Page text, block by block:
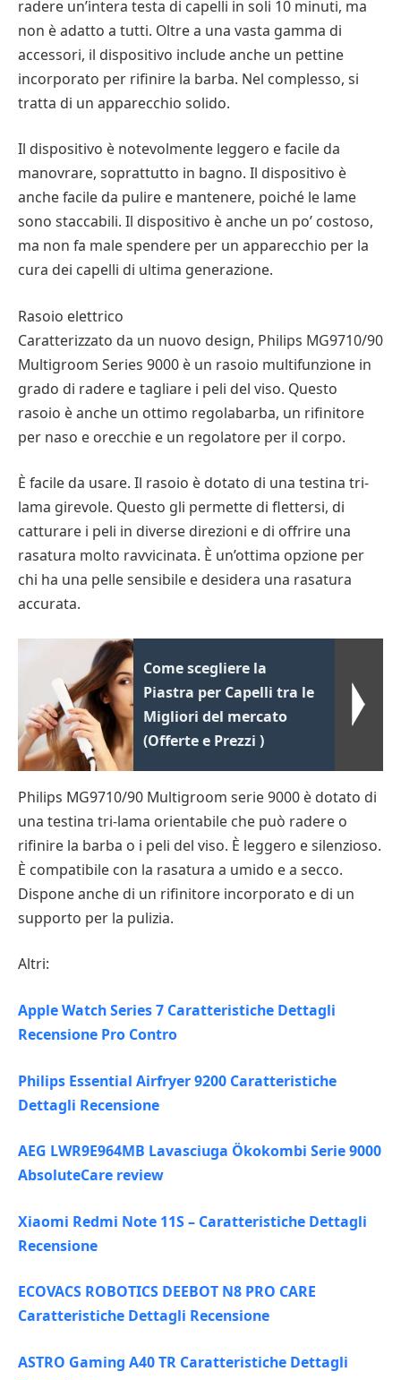
radere un’intera testa di capelli in soli 10 minuti, ma
non è adatto a tutti. Oltre a una vasta gamma di
accessori, il dispositivo include anche un pettine
incorporato per rifinire la barba. Nel complesso, si
tratta di un apparecchio solido.
Il dispositivo è notevolmente leggero e facile da
manovrare, soprattutto in bagno. Il dispositivo è
anche facile da pulire e mantenere, poiché le lame
sono staccabili. Il dispositivo è anche un po’ costoso,
ma non fa male spendere per un apparecchio per la
cura dei capelli di ultima generazione.
Rasoio elettrico
Caratterizzato da un nuovo design, Philips MG9710/90
Multigroom Series 9000 è un rasoio multifunzione in
grado di radere e tagliare i peli del viso. Questo
rasoio è anche un ottimo regolabarba, un rifinitore
per naso e orecchie e un regolatore per il corpo.
È facile da usare. Il rasoio è dotato di una testina tri-
lama girevole. Questo gli permette di flettersi, di
catturare i peli in diverse direzioni e di offrire una
rasatura molto ravvicinata. È un’ottima opzione per
chi ha una pelle sensibile e desidera una rasatura
accurata.
Come scegliere la
Piastra per Capelli tra le
Migliori del mercato
(Offerte e Prezzi )
Philips MG9710/90 Multigroom serie 9000 è dotato di
una testina tri-lama orientabile che può radere o
rifinire la barba o i peli del viso. È leggero e silenzioso.
È compatibile con la rasatura a umido e a secco.
Dispone anche di un rifinitore incorporato e di un
supporto per la pulizia.
Altri:
Apple Watch Series 7 Caratteristiche Dettagli
Recensione Pro Contro
Philips Essential Airfryer 9200 Caratteristiche
Dettagli Recensione
AEG LWR9E964MB Lavasciuga Ökokombi Serie 9000
AbsoluteCare review
Xiaomi Redmi Note 11S – Caratteristiche Dettagli
Recensione
ECOVACS ROBOTICS DEEBOT N8 PRO CARE
Caratteristiche Dettagli Recensione
ASTRO Gaming A40 TR Caratteristiche Dettagli